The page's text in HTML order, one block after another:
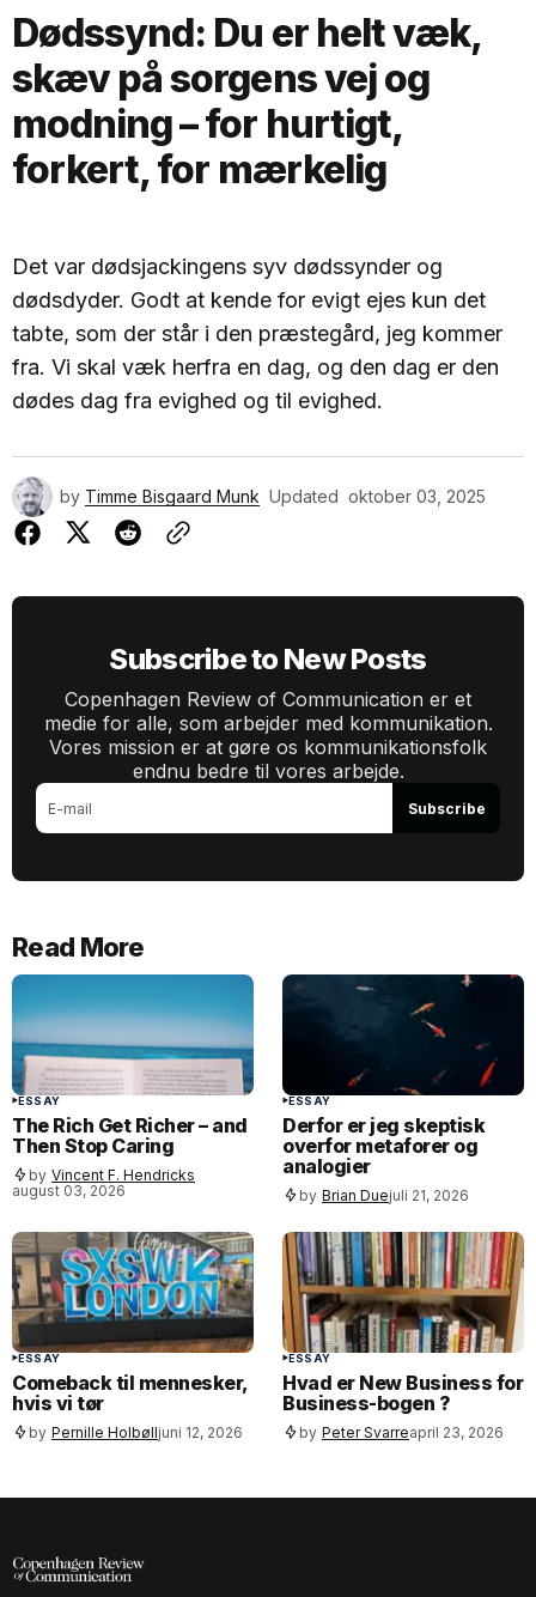
Dødssynd: Du er helt væk,
skæv på sorgens vej og
modning – for hurtigt,
forkert, for mærkelig
Det var dødsjackingens syv dødssynder og
dødsdyder. Godt at kende for evigt ejes kun det
tabte, som der står i den præstegård, jeg kommer
fra. Vi skal væk herfra en dag, og den dag er den
dødes dag fra evighed og til evighed.
by Timme Bisgaard Munk Updated oktober 03, 2025
Subscribe to New Posts
Copenhagen Review of Communication er et
medie for alle, som arbejder med kommunikation.
Vores mission er at gøre os kommunikationsfolk
endnu bedre til vores arbejde.
Subscribe
Read More
ESSAY
The Rich Get Richer – and
Then Stop Caring
by Vincent F. Hendricks
august 03, 2026
ESSAY
Derfor er jeg skeptisk
overfor metaforer og
analogier
by Brian Duejuli 21, 2026
ESSAY
Comeback til mennesker,
hvis vi tør
by Pernille Holbølljuni 12, 2026
ESSAY
Hvad er New Business for
Business-bogen ?
by Peter Svarreapril 23, 2026